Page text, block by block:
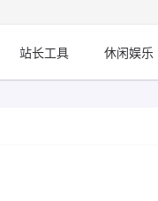
站长工具 休闲娱乐